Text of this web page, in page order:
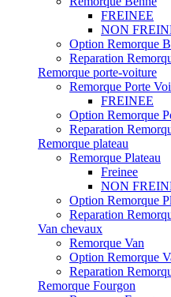
FREINEE
NON
Option Remorque
Reparation
Remorque porte-voiture
Remorque Porte
FREINEE
Option Remorque
Reparation
Remorque plateau
Remorque Plateau
Freinee
NON
Option Remorque
Reparation
Van chevaux
Remorque Van
Option Remorque
Reparation
Remorque Fourgon